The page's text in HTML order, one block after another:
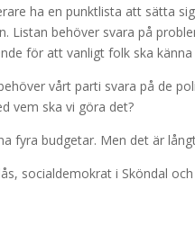
ha en punktlista att sätta
Listan behöver svara på
för att vanligt folk ska känna
vårt parti svara på de
vem ska vi göra det?
fyra budgetar. Men det är
socialdemokrat i Sköndal